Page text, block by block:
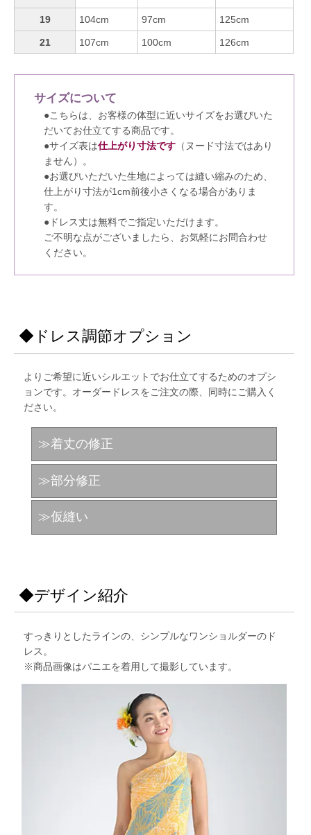
19 104cm 97cm 125cm
21 107cm 100cm 126cm
サイズについて
●こちらは、お客様の体型に近いサイズをお選びいた
だいてお仕立てする商品です。
●サイズ表は仕上がり寸法です （ヌード寸法ではあり
ません）。
●お選びいただいた生地によっては縫い縮みのため、
仕上がり寸法が1cm前後小さくなる場合がありま
す。
●ドレス丈は無料でご指定いただけます。
ご不明な点がございましたら、お気軽にお問合わせ
ください。
◆ドレス調節オプション
よりご希望に近いシルエットでお仕立てするためのオプシ
ョンです。オーダードレスをご注文の際、同時にご購入く
ださい。
≫着丈の修正
≫部分修正
≫仮縫い
◆デザイン紹介
すっきりとしたラインの、シンプルなワンショルダーのド
レス。
※商品画像はパニエを着用して撮影しています。